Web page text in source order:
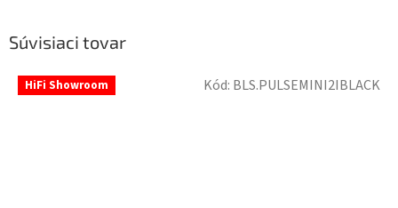
Súvisiaci tovar
HiFi Showroom Kód: BLS.PULSEMINI2IBLACK